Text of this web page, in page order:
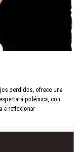
perdidos, ofrece una
polémica, con
a reflexionar